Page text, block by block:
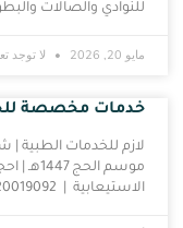
للنوادي والصالات
مايو 20, 2026 لا توجد
خدمات مخصصة
موسم
الاستيعابية | 920019092